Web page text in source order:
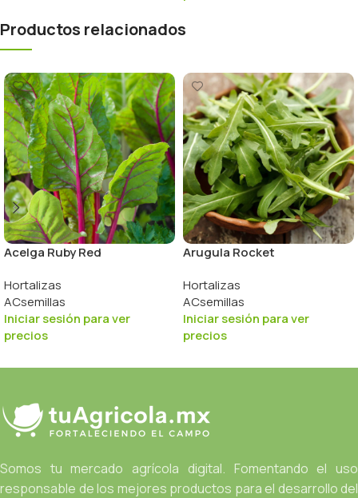
Productos relacionados
Acelga Ruby Red
Hortalizas
ACsemillas
Iniciar sesión para ver
precios
Arugula Rocket
Hortalizas
ACsemillas
Iniciar sesión para ver
precios
Somos tu mercado agrícola digital. Fomentando el uso
responsable de los mejores productos para el desarrollo del